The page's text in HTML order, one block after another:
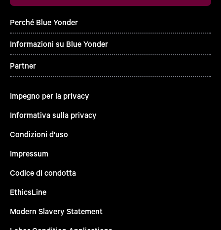
Perché Blue Yonder
Informazioni su Blue Yonder
Partner
Impegno per la privacy
Informativa sulla privacy
Condizioni d'uso
Impressum
Codice di condotta
EthicsLine
Modern Slavery Statement